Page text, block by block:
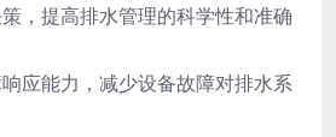
，提高排水管理的科学性和准确
应能力，减少设备故障对排水系